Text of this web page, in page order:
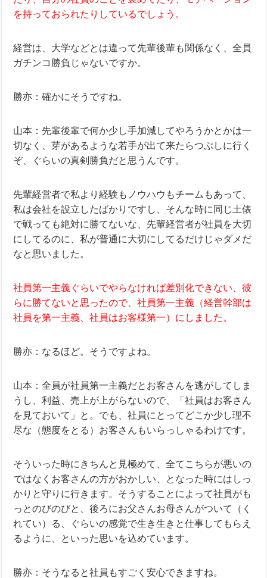
を持っておられたりしているでしょう。
経営は、大学などとは違って先輩後輩も関係なく、全員
ガチンコ勝負じゃないですか。
勝亦：確かにそうですね。
山本：先輩後輩で何か少し手加減してやろうかとかは一
切なく、 芽があるような若手が出て来たらつぶしに行く
ぞ、ぐらいの真剣勝負だと思うんです。
先輩経営者で私より経験もノウハウもチームもあって、
私は会社を設立したばかりですし、そんな時に同じ土俵
で戦っても絶対に勝てないな、先輩経営者が社員を大切
にしてるのに、私が普通に大切にしてるだけじゃダメだ
なと思いました。
社員第一主義ぐらいでやらなければ差別化できない、彼
らに勝てないと思ったので、社員第一主義（経営幹部は
社員を第一主義、社員はお客様第一）にしました。
勝亦：なるほど。そうですよね。
山本：全員が社員第一主義だとお客さんを逃がしてしま
うし、利益、売上が上がらないので、「社員はお客さん
を見ておいて」と。でも、社員にとってどこか少し理不
尽な（態度をとる）お客さんもいらっしゃるわけです。
そういった時にきちんと見極めて、全てこちらが悪いの
ではなくお客さんの方がおかしい、となった時にはしっ
かりと守りに行きます。 そうすることによって社員がも
っとのびのびと、後ろにお父さんお母さんがついて（く
れてい）る、ぐらいの感覚で生き生きと仕事してもらえ
るように、といった思いを込めています。
勝亦：そうなると社員もすごく安心できますね。